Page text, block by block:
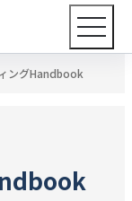
ングHandbook